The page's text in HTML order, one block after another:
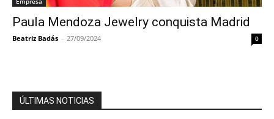
Paula Mendoza Jewelry conquista Madrid
Beatriz Badás - 27/09/2024 0
ÚLTIMAS NOTICIAS